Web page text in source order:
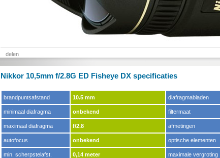
delen
Nikkor 10,5mm f/2.8G ED Fisheye DX specificaties
brandpuntsafstand 10.5 mm diafragmabladen
minimaal diafragma onbekend filtermaat
maximaal diafragma f/2.8 afmetingen
autofocus onbekend optische elementen
min. scherpstelafst. 0,14 meter maximale vergroting